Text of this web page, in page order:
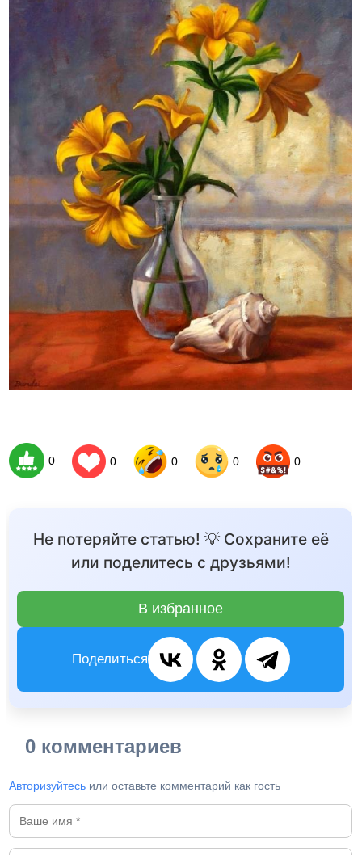
0 0 0 0 0
Не потеряйте статью! 💡 Сохраните её
или поделитесь с друзьями!
В избранное
Поделиться
0 комментариев
Авторизуйтесь или оставьте комментарий как гость